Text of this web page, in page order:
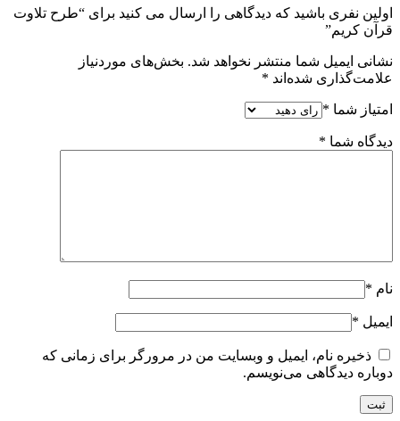
اولین نفری باشید که دیدگاهی را ارسال می کنید برای “طرح تلاوت
قرآن کریم”
نشانی ایمیل شما منتشر نخواهد شد. بخش‌های موردنیاز
علامت‌گذاری شده‌اند *
امتیاز شما *
دیدگاه شما *
نام *
ایمیل *
ذخیره نام، ایمیل و وبسایت من در مرورگر برای زمانی که
دوباره دیدگاهی می‌نویسم.